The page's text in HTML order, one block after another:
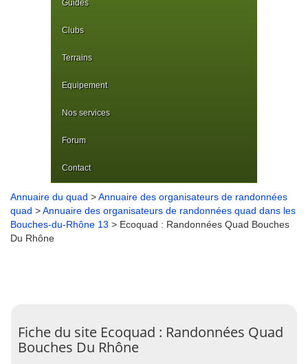
Guides
Clubs
Terrains
Equipement
Nos services
Forum
Contact
Annuaire du quad >Annuaire des organisateurs de randonnées
quad >Annuaire des organisateurs de randonnées quad dans les
Bouches-du-Rhône 13 > Ecoquad : Randonnées Quad Bouches
Du Rhône
Fiche du site Ecoquad : Randonnées Quad
Bouches Du Rhône